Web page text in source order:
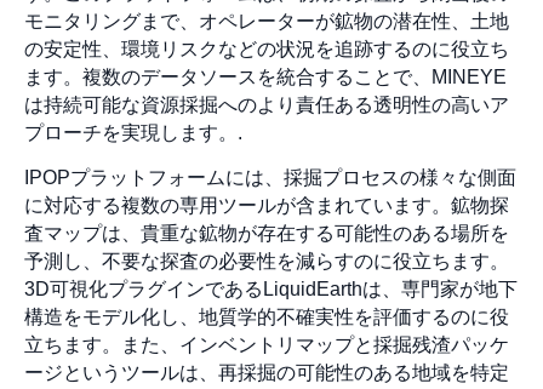
モニタリングまで、オペレーターが鉱物の潜在性、土地
の安定性、環境リスクなどの状況を追跡するのに役立ち
ます。複数のデータソースを統合することで、MINEYE
は持続可能な資源採掘へのより責任ある透明性の高いア
プローチを実現します。.
IPOPプラットフォームには、採掘プロセスの様々な側面
に対応する複数の専用ツールが含まれています。鉱物探
査マップは、貴重な鉱物が存在する可能性のある場所を
予測し、不要な探査の必要性を減らすのに役立ちます。
3D可視化プラグインであるLiquidEarthは、専門家が地下
構造をモデル化し、地質学的不確実性を評価するのに役
立ちます。また、インベントリマップと採掘残渣パッケ
ージというツールは、再採掘の可能性のある地域を特定